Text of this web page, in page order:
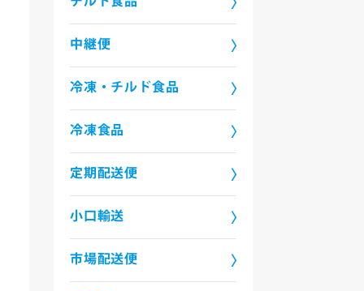
中継便
冷凍・チルド食品
冷凍食品
定期配送便
小口輸送
市場配送便